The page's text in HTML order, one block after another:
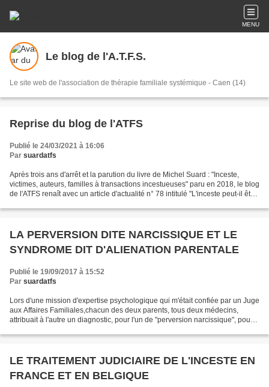
MENU
Le blog de l'A.T.F.S.
Le site web de l'association de thérapie familiale systémique - Caen (14)
Reprise du blog de l'ATFS
Publié le 24/03/2021 à 16:06
Par suardatfs
Après trois ans d'arrêt et la parution du livre de Michel Suard : "Inceste,
victimes, auteurs, familles à transactions incestueuses" paru en 2018, le blog
de l'ATFS renaît avec un article d'actualité n° 78 intitulé "L'inceste peut-il être
LA PERVERSION DITE NARCISSIQUE ET LE
SYNDROME DIT D'ALIENATION PARENTALE
Publié le 19/09/2017 à 15:52
Par suardatfs
Lors d'une mission d'expertise psychologique qui m'était confiée par un Juge
aux Affaires Familiales,chacun des deux parents, tous deux médecins,
attribuait à l'autre un diagnostic, pour l'un de "perversion narcissique", pour
LE TRAITEMENT JUDICIAIRE DE L'INCESTE EN
FRANCE ET EN BELGIQUE